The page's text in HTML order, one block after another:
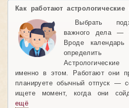
Как работают астрологические
Выбрать
важного дела —
Вроде
именно в этом. Работают они
планируете обычный отпуск —
ищете момент, когда они
ещё